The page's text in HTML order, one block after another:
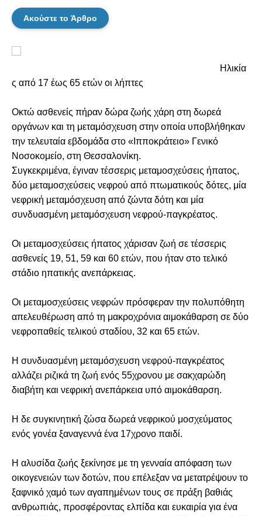
Ακούστε το Άρθρο
Ηλικία
ς από 17 έως 65 ετών οι λήπτες
Οκτώ ασθενείς πήραν δώρα ζωής χάρη στη δωρεά
οργάνων και τη μεταμόσχευση στην οποία υποβλήθηκαν
την τελευταία εβδομάδα στο «Ιπποκράτειο» Γενικό
Νοσοκομείο, στη Θεσσαλονίκη.
Συγκεκριμένα, έγιναν τέσσερις μεταμοσχεύσεις ήπατος,
δύο μεταμοσχεύσεις νεφρού από πτωματικούς δότες, μία
νεφρική μεταμόσχευση από ζώντα δότη και μία
συνδυασμένη μεταμόσχευση νεφρού-παγκρέατος.
Οι μεταμοσχεύσεις ήπατος χάρισαν ζωή σε τέσσερις
ασθενείς 19, 51, 59 και 60 ετών, που ήταν στο τελικό
στάδιο ηπατικής ανεπάρκειας.
Οι μεταμοσχεύσεις νεφρών πρόσφεραν την πολυπόθητη
απελευθέρωση από τη μακροχρόνια αιμοκάθαρση σε δύο
νεφροπαθείς τελικού σταδίου, 32 και 65 ετών.
Η συνδυασμένη μεταμόσχευση νεφρού-παγκρέατος
αλλάζει ριζικά τη ζωή ενός 55χρονου με σακχαρώδη
διαβήτη και νεφρική ανεπάρκεια υπό αιμοκάθαρση.
Η δε συγκινητική ζώσα δωρεά νεφρικού μοσχεύματος
ενός γονέα ξαναγεννά ένα 17χρονο παιδί.
Η αλυσίδα ζωής ξεκίνησε με τη γενναία απόφαση των
οικογενειών των δοτών, που επέλεξαν να μετατρέψουν το
ξαφνικό χαμό των αγαπημένων τους σε πράξη βαθιάς
ανθρωπιάς, προσφέροντας ελπίδα και ευκαιρία για ένα